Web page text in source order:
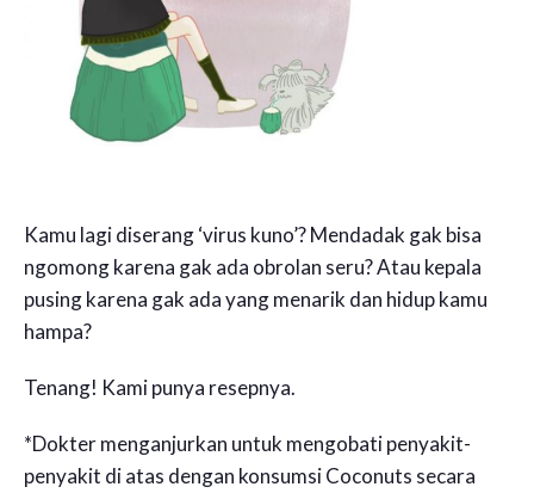
Kamu lagi diserang ‘virus kuno’? Mendadak gak bisa
ngomong karena gak ada obrolan seru? Atau kepala
pusing karena gak ada yang menarik dan hidup kamu
hampa?
Tenang! Kami punya resepnya.
*Dokter menganjurkan untuk mengobati penyakit-
penyakit di atas dengan konsumsi Coconuts secara